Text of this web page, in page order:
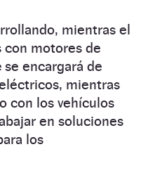
mientras el
con motores de
se encargará de
mientras
con los vehículos
en soluciones
los